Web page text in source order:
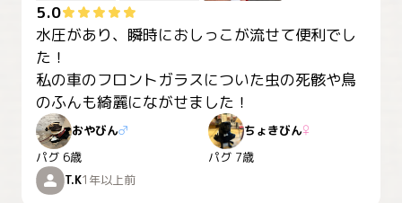
5.0
水圧があり、瞬時におしっこが流せて便利でし
た！
私の車のフロントガラスについた虫の死骸や鳥
のふんも綺麗にながせました！
おやびん♂
パグ 6歳
ちょきびん♀
パグ 7歳
T.K1年以上前